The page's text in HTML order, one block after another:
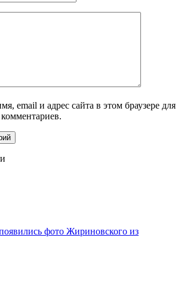
email и адрес сайта в этом браузере для
фото Жириновского из